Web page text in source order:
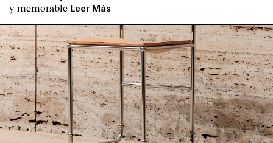
English Español Italiano Català
y memorable Leer Más